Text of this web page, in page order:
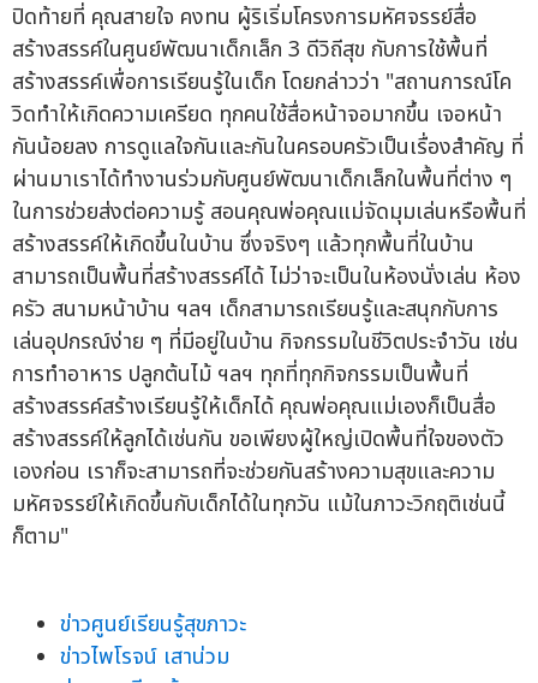
ปิดท้ายที่ คุณสายใจ คงทน ผู้ริเริ่มโครงการมหัศจรรย์สื่อ
สร้างสรรค์ในศูนย์พัฒนาเด็กเล็ก 3 ดีวิถีสุข กับการใช้พื้นที่
สร้างสรรค์เพื่อการเรียนรู้ในเด็ก โดยกล่าวว่า "สถานการณ์โค
วิดทำให้เกิดความเครียด ทุกคนใช้สื่อหน้าจอมากขึ้น เจอหน้า
กันน้อยลง การดูแลใจกันและกันในครอบครัวเป็นเรื่องสำคัญ ที่
ผ่านมาเราได้ทำงานร่วมกับศูนย์พัฒนาเด็กเล็กในพื้นที่ต่าง ๆ
ในการช่วยส่งต่อความรู้ สอนคุณพ่อคุณแม่จัดมุมเล่นหรือพื้นที่
สร้างสรรค์ให้เกิดขึ้นในบ้าน ซึ่งจริงๆ แล้วทุกพื้นที่ในบ้าน
สามารถเป็นพื้นที่สร้างสรรค์ได้ ไม่ว่าจะเป็นในห้องนั่งเล่น ห้อง
ครัว สนามหน้าบ้าน ฯลฯ เด็กสามารถเรียนรู้และสนุกกับการ
เล่นอุปกรณ์ง่าย ๆ ที่มีอยู่ในบ้าน กิจกรรมในชีวิตประจำวัน เช่น
การทำอาหาร ปลูกต้นไม้ ฯลฯ ทุกที่ทุกกิจกรรมเป็นพื้นที่
สร้างสรรค์สร้างเรียนรู้ให้เด็กได้ คุณพ่อคุณแม่เองก็เป็นสื่อ
สร้างสรรค์ให้ลูกได้เช่นกัน ขอเพียงผู้ใหญ่เปิดพื้นที่ใจของตัว
เองก่อน เราก็จะสามารถที่จะช่วยกันสร้างความสุขและความ
มหัศจรรย์ให้เกิดขึ้นกับเด็กได้ในทุกวัน แม้ในภาวะวิกฤติเช่นนี้
ก็ตาม"
ข่าวศูนย์เรียนรู้สุขภาวะ
ข่าวไพโรจน์ เสาน่วม